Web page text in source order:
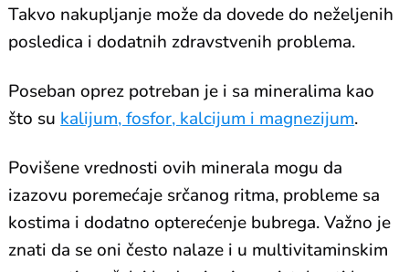
Takvo nakupljanje može da dovede do neželjenih
posledica i dodatnih zdravstvenih problema.
Poseban oprez potreban je i sa mineralima kao
što sukalijum, fosfor, kalcijum i magnezijum.
Povišene vrednosti ovih minerala mogu da
izazovu poremećaje srčanog ritma, probleme sa
kostima i dodatno opterećenje bubrega. Važno je
znati da se oni često nalaze i u multivitaminskim